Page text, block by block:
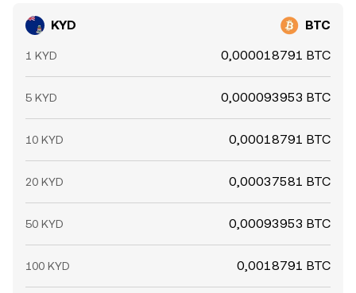
KYD BTC
1 KYD 0,000018791 BTC
5 KYD 0,000093953 BTC
10 KYD 0,00018791 BTC
20 KYD 0,00037581 BTC
50 KYD 0,00093953 BTC
100 KYD 0,0018791 BTC